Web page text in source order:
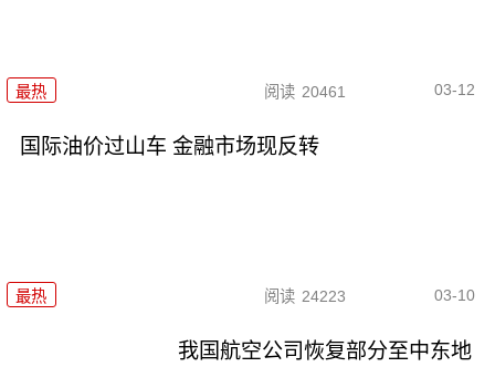
最热 阅读 20461 03-12
国际油价过山车 金融市场现反转
最热 阅读 24223 03-10
我国航空公司恢复部分至中东地